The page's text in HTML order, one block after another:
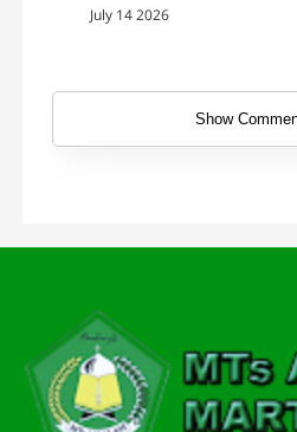
July 14 2026
Show